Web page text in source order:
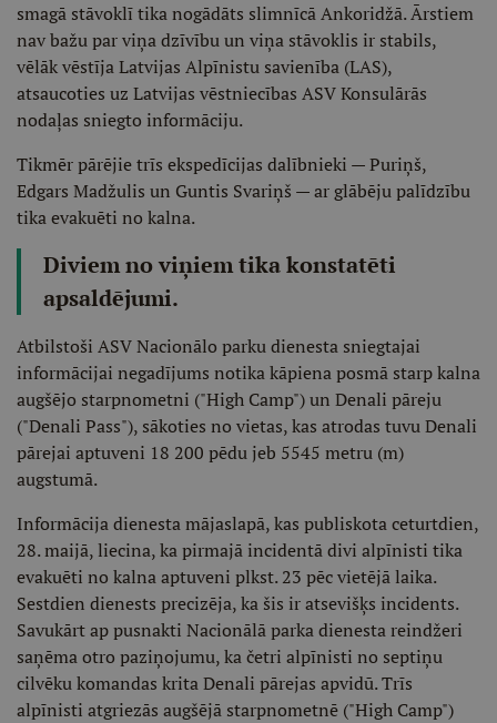
smagā stāvoklī tika nogādāts slimnīcā Ankoridžā. Ārstiem
nav bažu par viņa dzīvību un viņa stāvoklis ir stabils,
vēlāk vēstīja Latvijas Alpīnistu savienība (LAS),
atsaucoties uz Latvijas vēstniecības ASV Konsulārās
nodaļas sniegto informāciju.
Tikmēr pārējie trīs ekspedīcijas dalībnieki — Puriņš,
Edgars Madžulis un Guntis Svariņš — ar glābēju palīdzību
tika evakuēti no kalna.
Diviem no viņiem tika konstatēti
apsaldējumi.
Atbilstoši ASV Nacionālo parku dienesta sniegtajai
informācijai negadījums notika kāpiena posmā starp kalna
augšējo starpnometni ("High Camp") un Denali pāreju
("Denali Pass"), sākoties no vietas, kas atrodas tuvu Denali
pārejai aptuveni 18 200 pēdu jeb 5545 metru (m)
augstumā.
Informācija dienesta mājaslapā, kas publiskota ceturtdien,
28. maijā, liecina, ka pirmajā incidentā divi alpīnisti tika
evakuēti no kalna aptuveni plkst. 23 pēc vietējā laika.
Sestdien dienests precizēja, ka šis ir atsevišķs incidents.
Savukārt ap pusnakti Nacionālā parka dienesta reindžeri
saņēma otro paziņojumu, ka četri alpīnisti no septiņu
cilvēku komandas krita Denali pārejas apvidū. Trīs
alpīnisti atgriezās augšējā starpnometnē ("High Camp")